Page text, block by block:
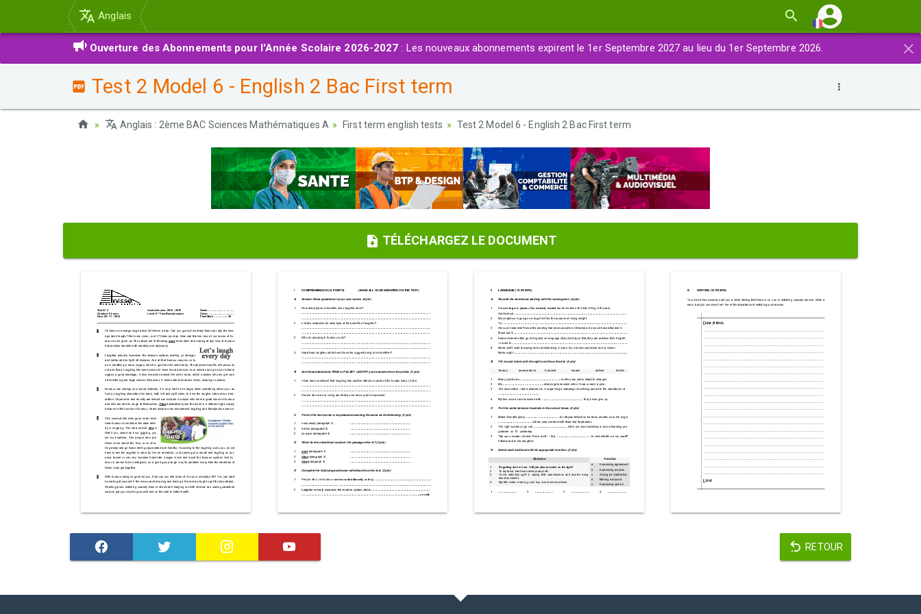
Anglais
×
Ouverture des Abonnements pour l'Année Scolaire 2026-2027 : Les nouveaux abonnements expirent le 1er Septembre 2027 au lieu du 1er Septembre 2026.
Test 2 Model 6 - English 2 Bac First term
Anglais : 2ème BAC Sciences Mathématiques A First term english tests Test 2 Model 6 - English 2 Bac First term
TÉLÉCHARGEZ LE DOCUMENT
RETOUR